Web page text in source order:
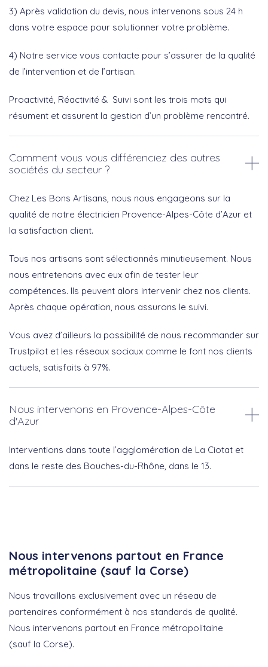
3) Après validation du devis, nous intervenons sous 24 h
dans votre espace pour solutionner votre problème.
4) Notre service vous contacte pour s’assurer de la qualité
de l’intervention et de l’artisan.
Proactivité, Réactivité & Suivi sont les trois mots qui
résument et assurent la gestion d’un problème rencontré.
Comment vous vous différenciez des autres
sociétés du secteur ?
Chez Les Bons Artisans, nous nous engageons sur la
qualité de notre électricien Provence-Alpes-Côte d’Azur et
la satisfaction client.
Tous nos artisans sont sélectionnés minutieusement. Nous
nous entretenons avec eux afin de tester leur
compétences. Ils peuvent alors intervenir chez nos clients.
Après chaque opération, nous assurons le suivi.
Vous avez d’ailleurs la possibilité de nous recommander sur
Trustpilot et les réseaux sociaux comme le font nos clients
actuels, satisfaits à 97%.
Nous intervenons en Provence-Alpes-Côte
d'Azur
Interventions dans toute l’agglomération de La Ciotat et
dans le reste des Bouches-du-Rhône, dans le 13.
Nous intervenons partout en France
métropolitaine (sauf la Corse)
Nous travaillons exclusivement avec un réseau de
partenaires conformément à nos standards de qualité.
Nous intervenons partout en France métropolitaine
(sauf la Corse).